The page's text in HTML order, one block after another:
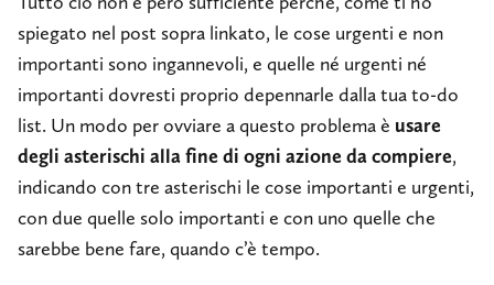
spiegato nel post sopra linkato, le cose urgenti e non
importanti sono ingannevoli, e quelle né urgenti né
importanti dovresti proprio depennarle dalla tua to-do
list. Un modo per ovviare a questo problema è usare
degli asterischi alla fine di ogni azione da compiere,
indicando con tre asterischi le cose importanti e urgenti,
con due quelle solo importanti e con uno quelle che
sarebbe bene fare, quando c’è tempo.